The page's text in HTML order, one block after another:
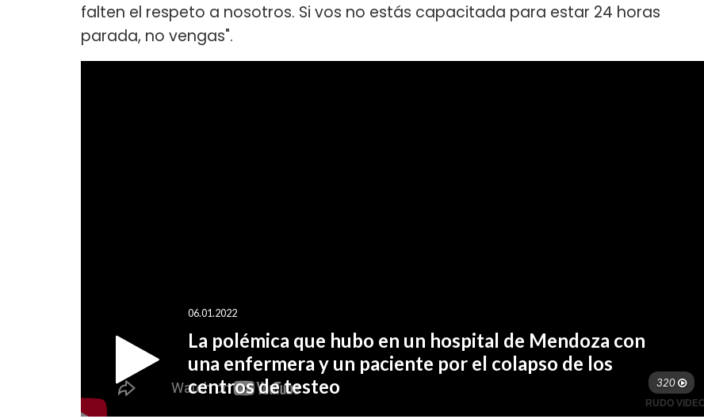
falten el respeto a nosotros. Si vos no estás capacitada para estar 24 horas
parada, no vengas".